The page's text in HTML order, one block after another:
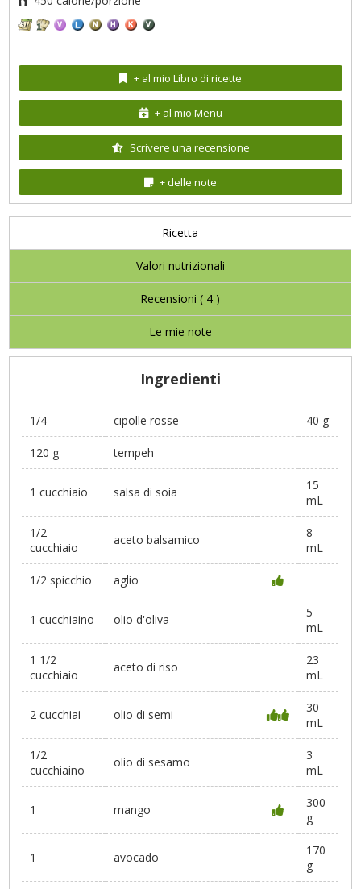
+ al mio Libro di ricette
+ al mio Menu
Scrivere una recensione
+ delle note
Ricetta
Valori nutrizionali
Recensioni ( 4 )
Le mie note
Ingredienti
1/4 cipolle rosse 40 g
120 g tempeh
1 cucchiaio salsa di soia
15
mL
1/2
cucchiaio
aceto balsamico
8
mL
1/2 spicchio aglio
1 cucchiaino olio d'oliva
5
mL
1 1/2
cucchiaio
aceto di riso
23
mL
2 cucchiai olio di semi
30
mL
1/2
cucchiaino
olio di sesamo
3
mL
1 mango
300
g
1 avocado
170
g